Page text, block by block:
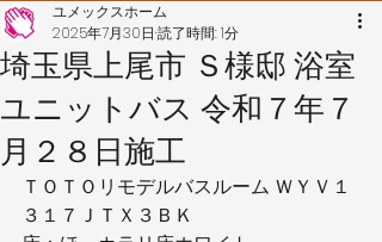
埼玉県上尾市 Ｓ様邸 浴室
ユニットバス 令和７年７
月２８日施工
ユメックスホーム
2025年7月30日 読了時間: 1分
ＴＯＴＯリモデルバスルーム ＷＹＶ１
３１７ＪＴＸ３ＢＫ